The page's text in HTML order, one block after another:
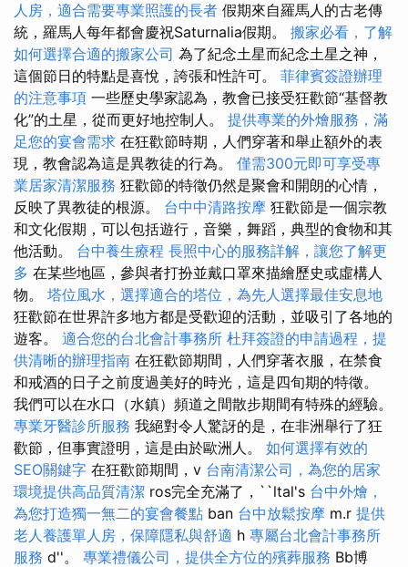
人房，適合需要專業照護的長者 假期來自羅馬人的古老傳
統，羅馬人每年都會慶祝Saturnalia假期。 搬家必看，了解
如何選擇合適的搬家公司 為了紀念土星而紀念土星之神，
這個節日的特點是喜悅，誇張和性許可。 菲律賓簽證辦理
的注意事項 一些歷史學家認為，教會已接受狂歡節“基督教
化”的土星，從而更好地控制人。 提供專業的外燴服務，滿
足您的宴會需求 在狂歡節時期，人們穿著和舉止額外的表
現，教會認為這是異教徒的行為。 僅需300元即可享受專
業居家清潔服務 狂歡節的特徵仍然是聚會和開朗的心情，
反映了異教徒的根源。 台中中清路按摩 狂歡節是一個宗教
和文化假期，可以包括遊行，音樂，舞蹈，典型的食物和其
他活動。 台中養生療程 長照中心的服務詳解，讓您了解更
多 在某些地區，參與者打扮並戴口罩來描繪歷史或虛構人
物。 塔位風水，選擇適合的塔位，為先人選擇最佳安息地
狂歡節在世界許多地方都是受歡迎的活動，並吸引了各地的
遊客。 適合您的台北會計事務所 杜拜簽證的申請過程，提
供清晰的辦理指南 在狂歡節期間，人們穿著衣服，在禁食
和戒酒的日子之前度過美好的時光，這是四旬期的特徵。
我們可以在水口（水鎮）頻道之間散步期間有特殊的經驗。
專業牙醫診所服務 我絕對令人驚訝的是，在非洲舉行了狂
歡節，但事實證明，這是由於歐洲人。 如何選擇有效的
SEO關鍵字 在狂歡節期間，v 台南清潔公司，為您的居家
環境提供高品質清潔 ros完全充滿了，``ltal's 台中外燴，
為您打造獨一無二的宴會餐點 ban 台中放鬆按摩 m.r 提供
老人養護單人房，保障隱私與舒適 h 專屬台北會計事務所
服務 d''。 專業禮儀公司，提供全方位的殯葬服務 Bb博